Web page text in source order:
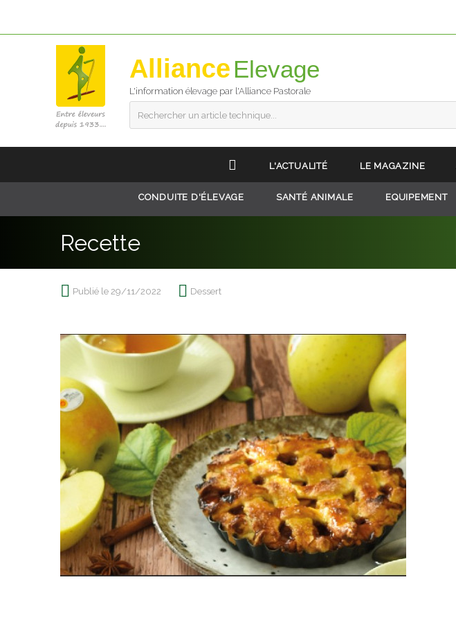
Alliance
L'information élevage par l'Alliance Pastorale
Rechercher un article technique...
L'ACTUALITÉ LE MAGAZINE
CONDUITE D'ÉLEVAGE SANTÉ ANIMALE EQUIPEMENT
Recette
Publié le 29/11/2022 Dessert